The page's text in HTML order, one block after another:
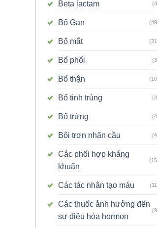
Beta lactam
Bổ Gan
Bổ mắt
Bổ phổi
Bổ thận
Bổ tinh trùng
Bổ trứng
Bôi trơn nhãn cầu
Các phối hợp kháng
khuẩn
Các tác nhân tạo máu
Các thuốc ảnh hưởng đến
sự điều hòa hormon